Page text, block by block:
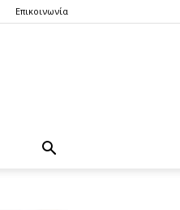
Επικοινωνία